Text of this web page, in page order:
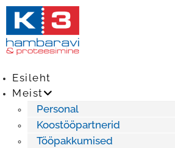
Skip
content
Esileht
Meist
Personal
Koostööpartnerid
Tööpakkumised